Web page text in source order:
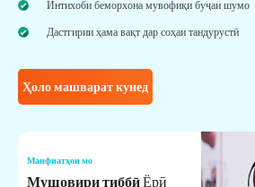
Интихоби беморхона мувофиқи буҷаи шумо
Дастгирии ҳама вақт дар соҳаи тандурустӣ
Ҳоло машварат кунед
Манфиатҳои мо
Мушовири тиббӣЁрӣ